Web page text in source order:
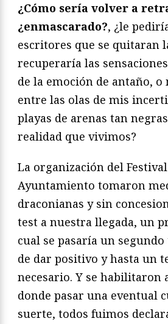
¿Cómo sería volver a
¿enmascarado?, ¿le
escritores que se quitaran
recuperaría las
de la emoción de antaño,
entre las olas de mis
playas de arenas tan
realidad que vivimos?
La organización del
Ayuntamiento tomaron
draconianas y sin
test a nuestra llegada, un
cual se pasaría un segundo
de dar positivo y hasta un
necesario. Y se habilitaron
donde pasar una eventual
suerte, todos fuimos